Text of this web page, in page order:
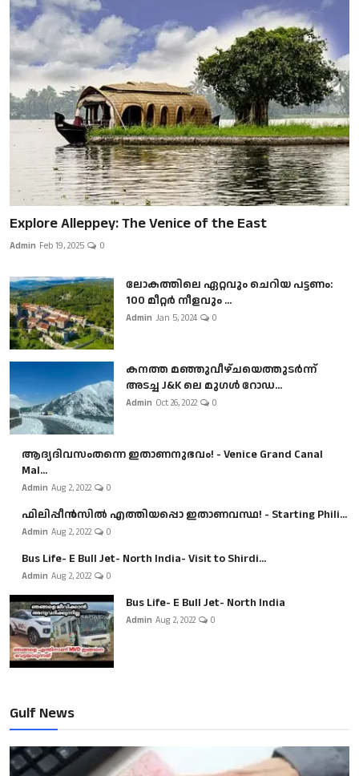
Explore Alleppey: The Venice of the East
Admin Feb 19, 2025 0
ലോകത്തിലെ ഏറ്റവും ചെറിയ പട്ടണം:
100 മീറ്റർ നീളവും ...
Admin Jan 5, 2024 0
കനത്ത മഞ്ഞുവീഴ്ചയെത്തുടർന്ന്
അടച്ച J&K ലെ മുഗൾ റോഡ...
Admin Oct 26, 2022 0
ആദ്യദിവസംതന്നെ ഇതാണനുഭവം! - Venice Grand Canal
Mal...
Admin Aug 2, 2022 0
ഫിലിപ്പീൻസിൽ എത്തിയപ്പൊ ഇതാണവസ്ഥ! - Starting Phili...
Admin Aug 2, 2022 0
Bus Life- E Bull Jet- North India- Visit to Shirdi...
Admin Aug 2, 2022 0
Bus Life- E Bull Jet- North India
Admin Aug 2, 2022 0
Gulf News